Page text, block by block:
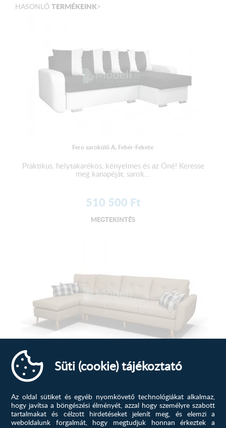
A terméket elemekre bontva, csomagolva szállítjuk!
HASONLÓ TERMÉKEINK>
Fero sarokülő A, Fehér-Fekete
Praktikus, helytakarékos, kényelmes és az Öné! Keresse
meg kanapéját, sarok...
510 500 Ft
MEGTEKINTÉS
Cherry MAX sarokülő C, Világosbarna
Praktikus, helytakarékos, kényelmes és az Öné! Keresse
meg kanapéját, sarok...
613 900Ft
Süti (cookie) tájékoztató
Az oldal sütiket és egyéb nyomkövető technológiákat alkalmaz,
hogy javítsa a böngészési élményét, azzal hogy személyre szabott
tartalmakat és célzott hirdetéseket jelenít meg, és elemzi a
weboldalunk forgalmát, hogy megtudjuk honnan érkeztek a